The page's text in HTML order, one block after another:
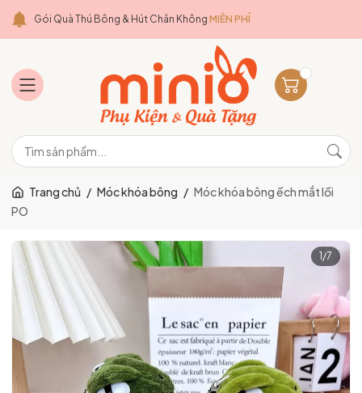
Gói Quà Thú Bông & Hút Chân Không MIỄN PHÍ
Trang chủ / Móc khóa bông / Móc khóa bông ếch mắt lồi
PO
1 /7